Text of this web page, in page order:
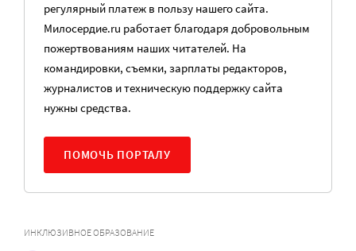
регулярный платеж в пользу нашего сайта.
Милосердие.ru работает благодаря добровольным
пожертвованиям наших читателей. На
командировки, съемки, зарплаты редакторов,
журналистов и техническую поддержку сайта
нужны средства.
ПОМОЧЬ ПОРТАЛУ
ИНКЛЮЗИВНОЕ ОБРАЗОВАНИЕ